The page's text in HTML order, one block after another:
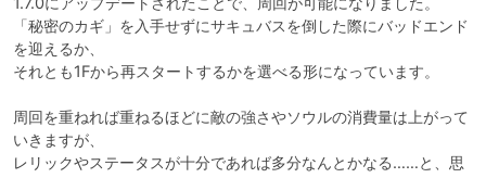
「秘密のカギ」を入手せずにサキュバスを倒した際にバッドエンド
を迎えるか、
それとも1Fから再スタートするかを選べる形になっています。
周回を重ねれば重ねるほどに敵の強さやソウルの消費量は上がって
いきますが、
レリックやステータスが十分であれば多分なんとかなる……と、思